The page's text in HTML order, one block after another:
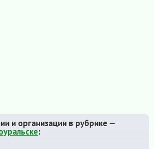
и организации в рубрике —
: